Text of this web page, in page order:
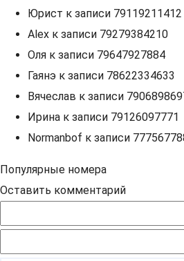
Юрист к записи 79119211412
Alex к записи 79279384210
Оля к записи 79647927884
Гаянэ к записи 78622334633
Вячеслав к записи
Ирина к записи 79126097771
Normanbof к записи
Популярные номера
Оставить комментарий